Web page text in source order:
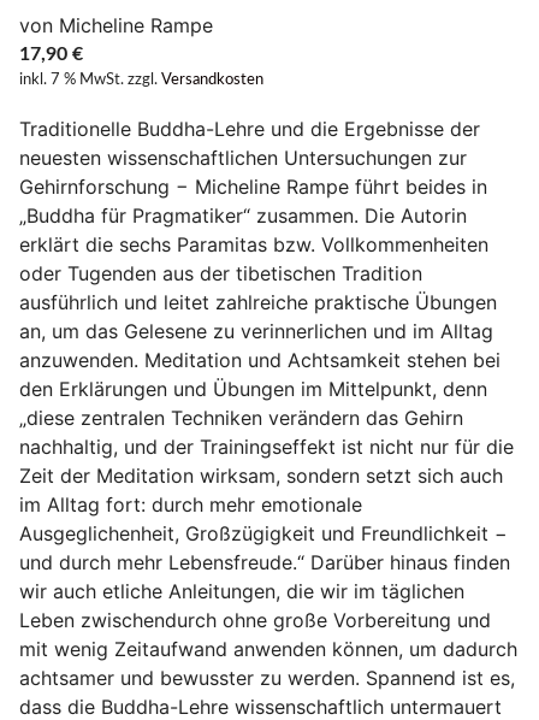
von Micheline Rampe
17,90 €
inkl. 7 % MwSt. zzgl. Versandkosten
Traditionelle Buddha-Lehre und die Ergebnisse der
neuesten wissenschaftlichen Untersuchungen zur
Gehirnforschung − Micheline Rampe führt beides in
„Buddha für Pragmatiker“ zusammen. Die Autorin
erklärt die sechs Paramitas bzw. Vollkommenheiten
oder Tugenden aus der tibetischen Tradition
ausführlich und leitet zahlreiche praktische Übungen
an, um das Gelesene zu verinnerlichen und im Alltag
anzuwenden. Meditation und Achtsamkeit stehen bei
den Erklärungen und Übungen im Mittelpunkt, denn
„diese zentralen Techniken verändern das Gehirn
nachhaltig, und der Trainingseffekt ist nicht nur für die
Zeit der Meditation wirksam, sondern setzt sich auch
im Alltag fort: durch mehr emotionale
Ausgeglichenheit, Großzügigkeit und Freundlichkeit −
und durch mehr Lebensfreude.“ Darüber hinaus finden
wir auch etliche Anleitungen, die wir im täglichen
Leben zwischendurch ohne große Vorbereitung und
mit wenig Zeitaufwand anwenden können, um dadurch
achtsamer und bewusster zu werden. Spannend ist es,
dass die Buddha-Lehre wissenschaftlich untermauert